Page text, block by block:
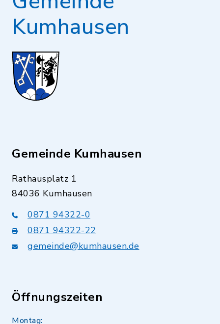
Kumhausen
Gemeinde Kumhausen
Rathausplatz 1
84036 Kumhausen
0871 94322-0
0871 94322-22
gemeinde@kumhausen.de
Öffnungszeiten
Montag: